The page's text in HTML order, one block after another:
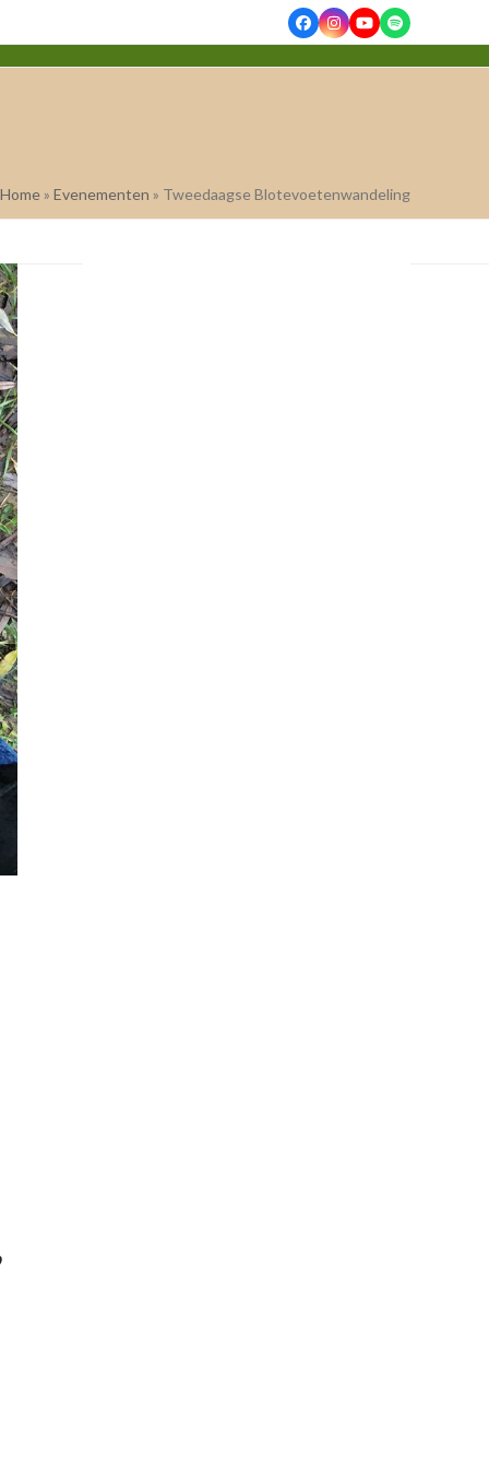
FacebookInstagram
YouTube
Spotify
Home » Evenementen » Tweedaagse Blotevoetenwandeling